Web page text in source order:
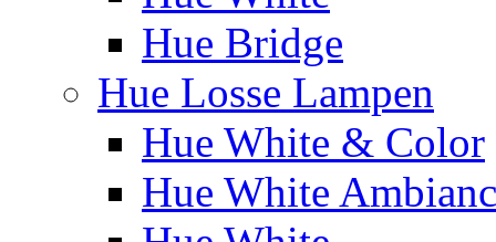
Hue Bridge
Hue Losse Lampen
Hue White & Color
Hue White